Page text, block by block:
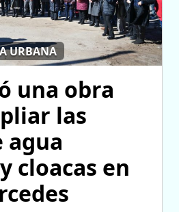
URBANA
una obra
las
agua
cloacas en